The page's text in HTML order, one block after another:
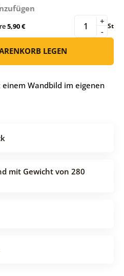
5,90 € -
+ St
LEGEN
einem Wandbild im eigenen
mit Gewicht von 280